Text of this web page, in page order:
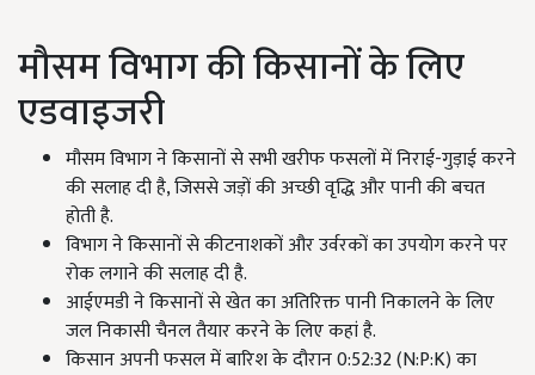
मौसम विभाग की किसानों के लिए
एडवाइजरी
मौसम विभाग ने किसानों से सभी खरीफ फसलों में निराई-गुड़ाई करने
की सलाह दी है, जिससे जड़ों की अच्छी वृद्धि और पानी की बचत
होती है.
विभाग ने किसानों से कीटनाशकों और उर्वरकों का उपयोग करने पर
रोक लगाने की सलाह दी है.
आईएमडी ने किसानों से खेत का अतिरिक्त पानी निकालने के लिए
जल निकासी चैनल तैयार करने के लिए कहां है.
किसान अपनी फसल में बारिश के दौरान 0:52:32 (N:P:K) का